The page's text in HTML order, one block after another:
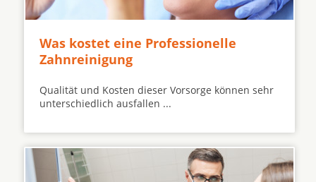
Was kostet eine Professionelle
Zahnreinigung
Qualität und Kosten dieser Vorsorge können sehr
unterschiedlich ausfallen ...